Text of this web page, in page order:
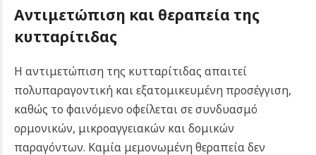
Αντιμετώπιση και θεραπεία της
κυτταρίτιδας
Η αντιμετώπιση της κυτταρίτιδας απαιτεί
πολυπαραγοντική και εξατομικευμένη προσέγγιση,
καθώς το φαινόμενο οφείλεται σε συνδυασμό
ορμονικών, μικροαγγειακών και δομικών
παραγόντων. Καμία μεμονωμένη θεραπεία δεν